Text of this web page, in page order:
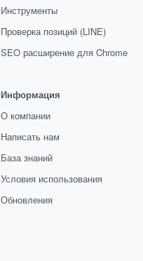
Инструменты
Проверка позиций (LINE)
SEO расширение для Chrome
Информация
О компании
Написать нам
База знаний
Условия использования
Обновления